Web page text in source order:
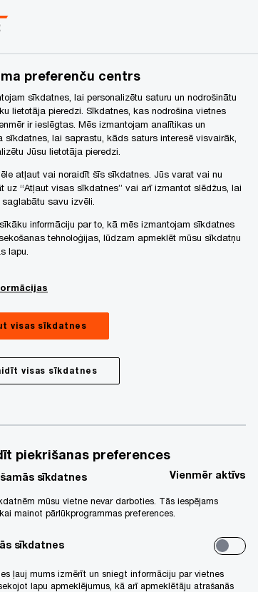
preferenču centrs
sīkdatnes, lai personalizētu saturu un nodrošinātu
lietotāja pieredzi. Sīkdatnes, kas nodrošina vietnes
ir ieslēgtas. Mēs izmantojam analītikas un
sīkdatnes, lai saprastu, kāds saturs interesē visvairāk,
Jūsu lietotāja pieredzi.
atļaut vai noraidīt šīs sīkdatnes. Jūs varat vai nu
uz “Atļaut visas sīkdatnes” vai arī izmantot slēdžus, lai
savu izvēli.
informāciju par to, kā mēs izmantojam sīkdatnes
tehnoloģijas, lūdzam apmeklēt mūsu sīkdatņu
lapu.
visas sīkdatnes
visas sīkdatnes
piekrišanas preferences
sīkdatnes Vienmēr aktīvs
mūsu vietne nevar darboties. Tās iespējams
mainot pārlūkprogrammas preferences.
sīkdatnes
ļauj mums izmērīt un sniegt informāciju par vietnes
lapu apmeklējumus, kā arī apmeklētāju atrašanās